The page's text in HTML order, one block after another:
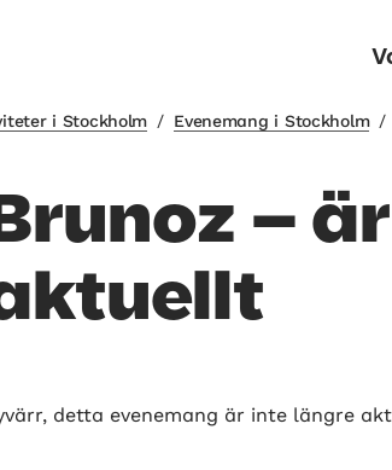
i Stockholm / Evenemang i Stockholm /
Brunoz –
detta evenemang är inte längre